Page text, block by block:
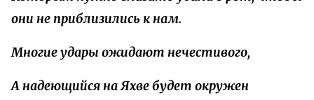
они неприблизились кнам.
Многие удары ожидают нечестивого,
А надеющийся на Яхве будет окружен